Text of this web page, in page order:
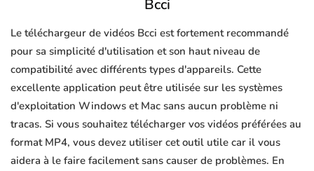
Bcci
Le téléchargeur de vidéos Bcci est fortement recommandé
pour sa simplicité d'utilisation et son haut niveau de
compatibilité avec différents types d'appareils. Cette
excellente application peut être utilisée sur les systèmes
d'exploitation Windows et Mac sans aucun problème ni
tracas. Si vous souhaitez télécharger vos vidéos préférées au
format MP4, vous devez utiliser cet outil utile car il vous
aidera à le faire facilement sans causer de problèmes. En